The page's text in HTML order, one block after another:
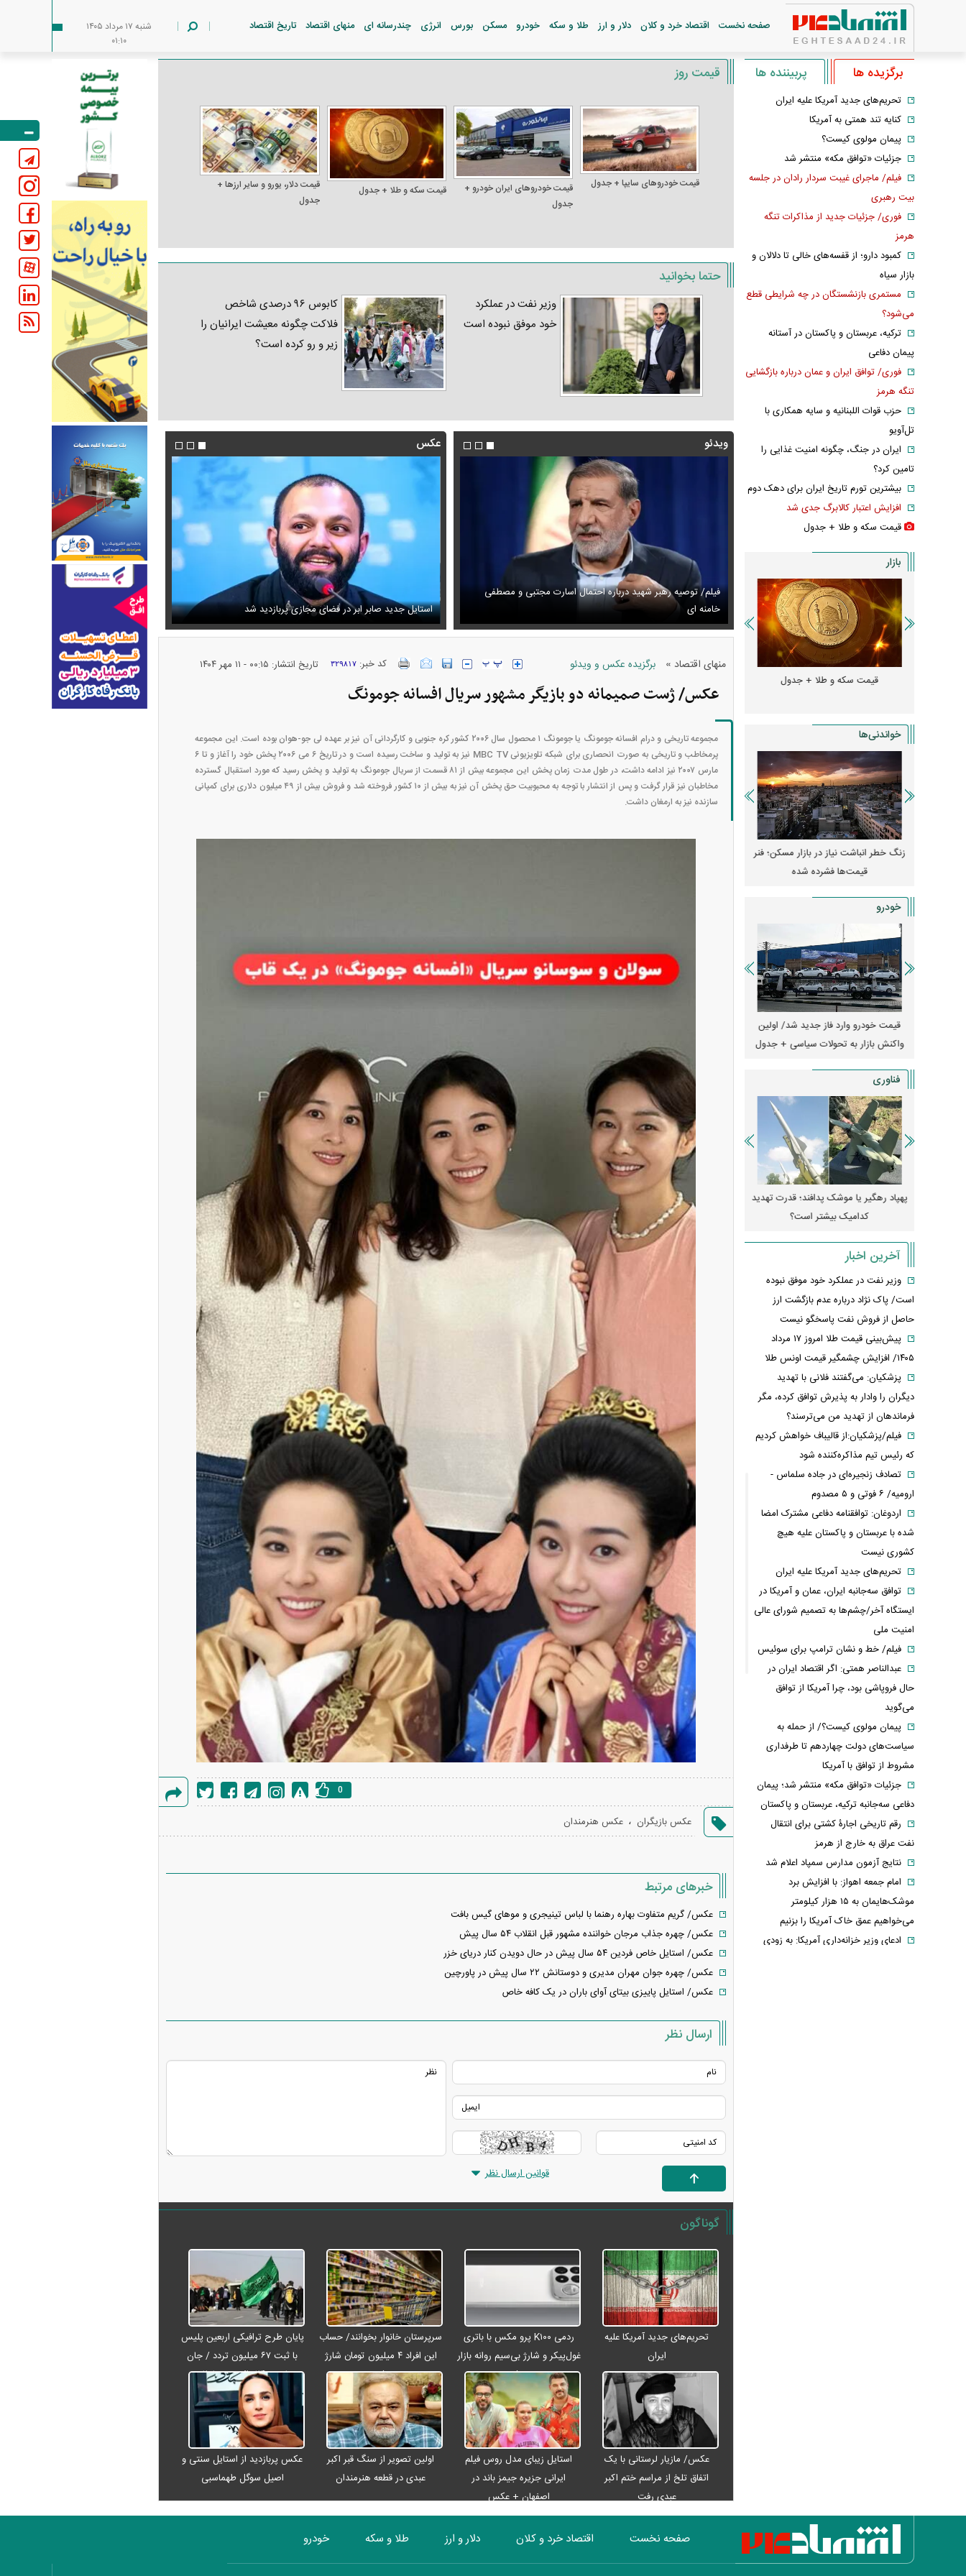
صفحه نخست اقتصاد خرد و کلان دلار و ارز طلا و سکه خودرو مسکن بورس انرژی چندرسانه ای منهای اقتصاد تاریخ اقتصاد
شنبه ۱۷ مرداد ۱۴۰۵
۰۱:۱۰
قیمت روز
قیمت خودرو‌های سایپا + جدول
قیمت خودرو‌های ایران خودرو +
جدول
قیمت سکه و طلا + جدول
قیمت دلار، یورو و سایر ارز‌ها +
جدول
حتما بخوانید
وزیر نفت در عملکرد
خود موفق نبوده است
کابوس ۹۶ درصدی شاخص
فلاکت چگونه معیشت ایرانیان را
زیر و رو کرده است؟
ویدئو
و نشان ترامپ برای سوئیس
فیلم/ توصیه رهبر شهید درباره احتمال اسارت مجتبی و مصطفی
خامنه ای
فیلم/پزشکیان:از قالیباف خواهش کردیم که رئیس تیم مذاکره‌کننده
شود
فیلم/ خط و نشان ترامپ برای سوئیس
عکس
دیده‌نشده ظل‌السلطنه نوه ناصرالدین شاه در لباس دامادی سانسور عجیب تلویزیون همه را متعجب کرد استایل جدید صابر ابر در فضای مجازی پربازدید شد عکس دیده‌نشده ظل‌السلطنه نوه
منهای اقتصاد » برگزیده عکس و ویدئو کد خبر:۳۲۹۸۱۷ تاریخ انتشار: ۰۰:۱۵ - ۱۱ مهر ۱۴۰۴
عکس/ ژست صمیمانه دو بازیگر مشهور سریال افسانه جومونگ
مجموعه تاریخی و درام افسانه جومونگ یا جومونگ ۱ محصول سال ۲۰۰۶ کشور کره جنوبی و کارگردانی آن نیز بر عهده لی جو-هوان بوده است. این مجموعه
پرمخاطب و تاریخی به صورت انحصاری برای شبکه تلویزیونی MBC TV نیز به تولید و ساخت رسیده است و در تاریخ ۶ می ۲۰۰۶ پخش خود را آغاز و تا ۶
مارس ۲۰۰۷ نیز ادامه داشت، در طول مدت زمان پخش این مجموعه بیش از ۸۱ قسمت از سریال جومونگ به تولید و پخش رسید که مورد استقبال گسترده
مخاطبان نیز قرار گرفت و پس از انتشار با توجه به محبوبیت حق پخش آن نیز به بیش از ۱۰ کشور فروخته شد و فروش بیش از ۴۹ میلیون دلاری برای کمپانی
سازنده نیز به ارمغان داشت.
گزارش
0
عکس بازیگران ، عکس هنرمندان
خبرهای مرتبط
عکس/ گریم متفاوت بهاره رهنما با لباس تینیجری و مو‌های گیس بافت
عکس/ چهره جذاب مرجان خواننده مشهور قبل انقلاب ۵۴ سال پیش
عکس/ استایل خاص فردین ۵۴ سال پیش در حال دویدن کنار دریای خزر
عکس/ چهره جوان مهران مدیری و دوستانش ۲۲ سال پیش در پاورچین
عکس/ استایل پاییزی بیتای آوای باران در یک کافه خاص
ارسال نظر
قوانین ارسال نظر
گوناگون
تحریم‌های جدید آمریکا علیه
ایران
ردمی K۱۰۰ پرو مکس با باتری
غول‌پیکر و شارژ بی‌سیم روانه بازار
می‌شود
سرپرستان خانوار بخوانند/ حساب
این افراد ۴ میلیون تومان شارژ
شد
پایان طرح ترافیکی اربعین پلیس
با ثبت ۶۷ میلیون تردد / جان
باختن ۲۴ زائر در تصادفات
اربعینی
عکس/ مازیار لرستانی با یک
اتفاق تلخ از مراسم ختم اکبر
عبدی رفت
استایل زیبای مدل روس فیلم
ایرانی جزیره جیمز باند در
اصفهان + عکس
اولین تصویر از سنگ قبر اکبر
عبدی در قطعه هنرمندان
عکس پربازدید از استایل سنتی و
اصیل سوگل طهماسبی
برگزیده ها پربیننده ها
تحریم‌های جدید آمریکا علیه ایران
کنایه تند همتی به آمریکا
پیمان مولوی کیست؟
جزئیات «توافق مکه» منتشر شد
فیلم/ ماجرای غیبت سردار رادان در جلسه
بیت رهبری
فوری/ جزئیات جدید از مذاکرات تنگه
هرمز
کمبود دارو؛ از قفسه‌های خالی تا دلالان و
بازار سیاه
مستمری بازنشستگان در چه شرایطی قطع
می‌شود؟
ترکیه، عربستان و پاکستان در آستانه
پیمان دفاعی
فوری/ توافق ایران و عمان درباره بازگشایی
تنگه هرمز
حزب قوات اللبنانیه و سایه همکاری با
تل‌آویو
ایران در جنگ، چگونه امنیت غذایی را
تامین کرد؟
بیشترین تورم تاریخ ایران برای دهک دوم
افزایش اعتبار کالابرگ جدی شد
قیمت سکه و طلا + جدول
بازار
قیمت سکه و طلا + جدول قیمت سکه و طلا + جدول
خواندنی‌ها
زنگ خطر انباشت نیاز در بازار مسکن؛ فنر
قیمت‌ها فشرده شده
خودرو
قیمت خودرو وارد فاز جدید شد/ اولین
واکنش بازار به تحولات سیاسی + جدول
کارخانه‌های بحران‌زده نجات پیدا می‌کنند؟
فناوری
پهپاد رهگیر یا موشک پدافند؛ قدرت تهدید
کدامیک بیشتر است؟
میلی‌آمپرساعتی
چین از بمب افکن H-۶N با موشک هسته‌ای
رونمایی کرد
آخرین اخبار
وزیر نفت در عملکرد خود موفق نبوده
است/ پاک نژاد درباره عدم بازگشت ارز
حاصل از فروش نفت پاسخگو نیست
پیش‌بینی قیمت طلا امروز ۱۷ مرداد
۱۴۰۵/ افزایش چشمگیر قیمت اونس طلا
پزشکیان: می‌گفتند فلانی با تهدید
دیگران را وادار به پذیرش توافق کرده، مگر
فرماندهان از تهدید من می‌ترسند؟
فیلم/پزشکیان:از قالیباف خواهش کردیم
که رئیس تیم مذاکره‌کننده شود
تصادف زنجیره‌ای در جاده سلماس -
ارومیه/ ۶ فوتی و ۵ مصدوم
اردوغان: توافقنامه دفاعی مشترک امضا
شده با عربستان و پاکستان علیه هیچ
کشوری نیست
تحریم‌های جدید آمریکا علیه ایران
توافق سه‌جانبه ایران، عمان و آمریکا در
ایستگاه آخر/چشم‌ها به تصمیم شورای عالی
امنیت ملی
فیلم/ خط و نشان ترامپ برای سوئیس
عبدالناصر همتی: اگر اقتصاد ایران در
حال فروپاشی بود، چرا آمریکا از توافق
می‌گوید
پیمان مولوی کیست؟/ از حمله به
سیاست‌های دولت چهاردهم تا طرفداری
مشروط از توافق با آمریکا
جزئیات «توافق مکه» منتشر شد؛ پیمان
دفاعی سه‌جانبه ترکیه، عربستان و پاکستان
رقم تاریخی اجارۀ کشتی برای انتقال
نفت عراق به خارج از هرمز
نتایج آزمون مدارس سمپاد اعلام شد
امام‌ جمعه اهواز: با افزایش برد
موشک‌هایمان به ۱۵ هزار کیلومتر
می‌خواهیم عمق خاک آمریکا را بزنیم
ادعای وزیر خزانه‌داری آمریکا: به زودی
حال حاضر نداشتیم
وزارت دفاع چین: به نوسازی ارتش در
بالاترین سطح ادامه خواهیم داد
صفحه نخست اقتصاد خرد و کلان دلار و ارز طلا و سکه خودرو